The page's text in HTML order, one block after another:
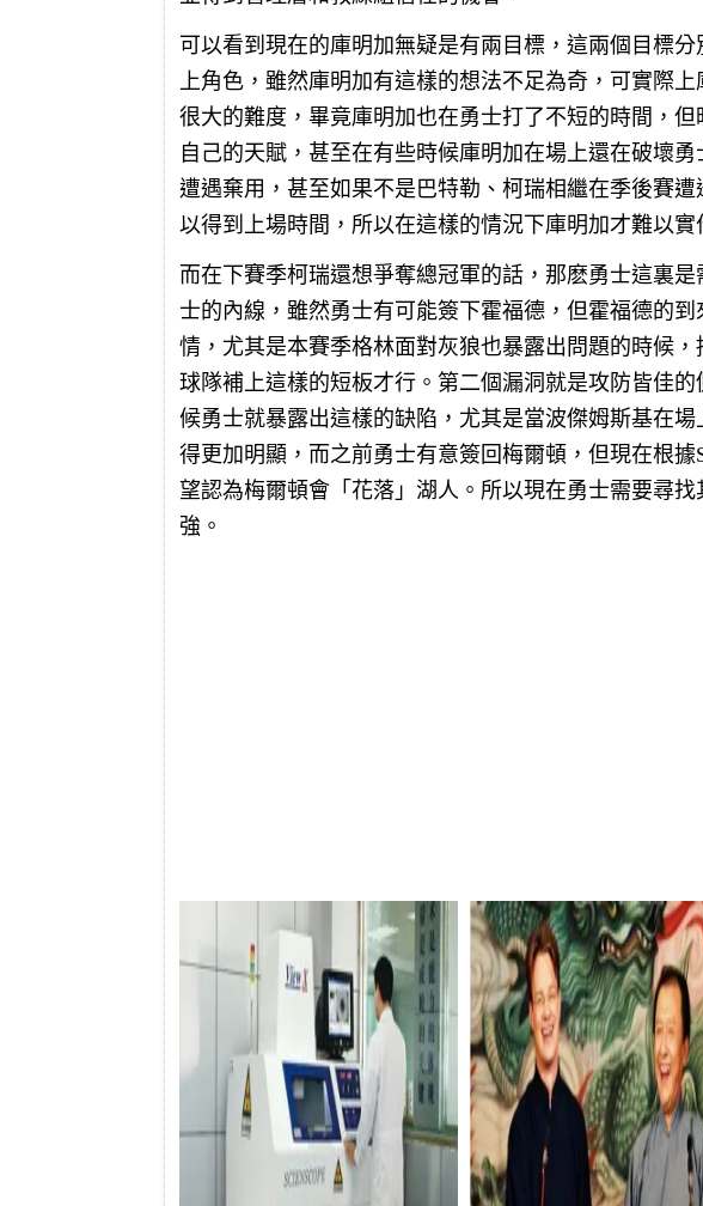
可以看到現在的庫明加無疑是有兩目標，這兩個目標
上角色，雖然庫明加有這樣的想法不足為奇，可實際
很大的難度，畢竟庫明加也在勇士打了不短的時間，
自己的天賦，甚至在有些時候庫明加在場上還在破壞
遭遇棄用，甚至如果不是巴特勒、柯瑞相繼在季後賽
以得到上場時間，所以在這樣的情況下庫明加才難以實
而在下賽季柯瑞還想爭奪總冠軍的話，那麽勇士這裏
士的內線，雖然勇士有可能簽下霍福德，但霍福德的
情，尤其是本賽季格林面對灰狼也暴露出問題的時候
球隊補上這樣的短板才行。第二個漏洞就是攻防皆佳
候勇士就暴露出這樣的缺陷，尤其是當波傑姆斯基在
得更加明顯，而之前勇士有意簽回梅爾頓，但現在根
望認為梅爾頓會「花落」湖人。所以現在勇士需要尋
強。